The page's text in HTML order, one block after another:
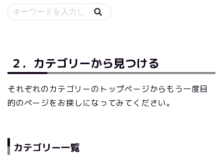
２．カテゴリーから見つける
それぞれのカテゴリーのトップページからもう一度目
的のページをお探しになってみてください。
カテゴリー一覧